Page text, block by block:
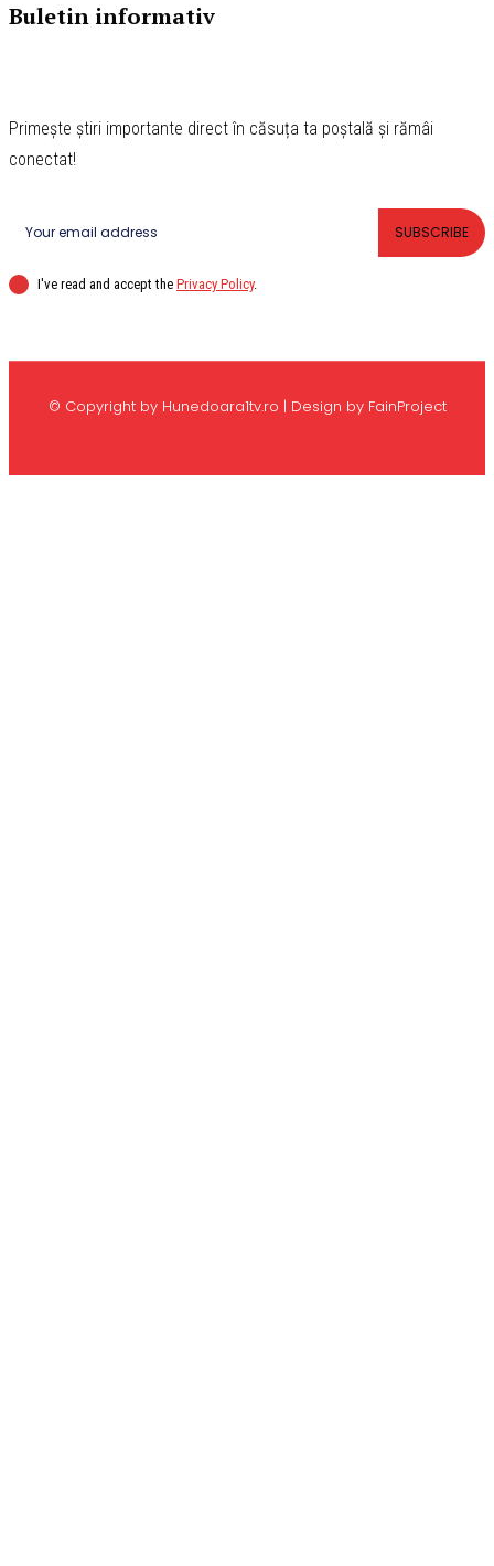
Buletin informativ
Primește știri importante direct în căsuța ta poștală și rămâi
conectat!
SUBSCRIBE
I've read and accept the Privacy Policy.
© Copyright by Hunedoara1tv.ro | Design by FainProject